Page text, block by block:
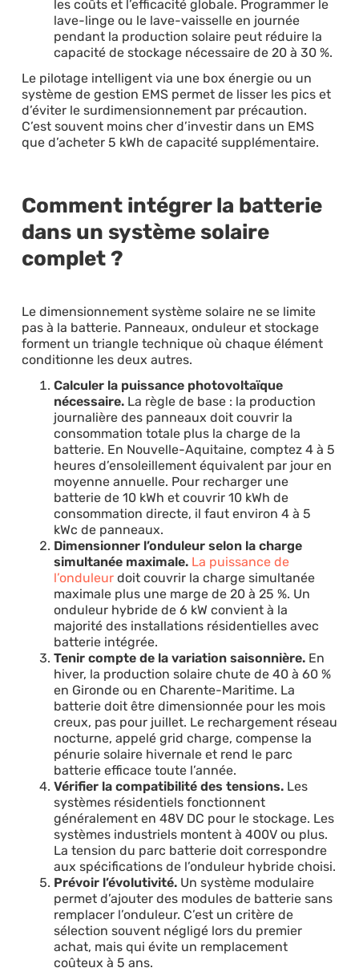
les coûts et l’efficacité globale. Programmer le
lave-linge ou le lave-vaisselle en journée
pendant la production solaire peut réduire la
capacité de stockage nécessaire de 20 à 30 %.
Le pilotage intelligent via une box énergie ou un
système de gestion EMS permet de lisser les pics et
d’éviter le surdimensionnement par précaution.
C’est souvent moins cher d’investir dans un EMS
que d’acheter 5 kWh de capacité supplémentaire.
Comment intégrer la batterie
dans un système solaire
complet ?
Le dimensionnement système solaire ne se limite
pas à la batterie. Panneaux, onduleur et stockage
forment un triangle technique où chaque élément
conditionne les deux autres.
Calculer la puissance photovoltaïque
nécessaire.La règle de base : la production
journalière des panneaux doit couvrir la
consommation totale plus la charge de la
batterie. En Nouvelle-Aquitaine, comptez 4 à 5
heures d’ensoleillement équivalent par jour en
moyenne annuelle. Pour recharger une
batterie de 10 kWh et couvrir 10 kWh de
consommation directe, il faut environ 4 à 5
kWc de panneaux.
Dimensionner l’onduleur selon la charge
simultanée maximale. La puissance de
l’onduleurdoit couvrir la charge simultanée
maximale plus une marge de 20 à 25 %. Un
onduleur hybride de 6 kW convient à la
majorité des installations résidentielles avec
batterie intégrée.
Tenir compte de la variation saisonnière.En
hiver, la production solaire chute de 40 à 60 %
en Gironde ou en Charente-Maritime. La
batterie doit être dimensionnée pour les mois
creux, pas pour juillet. Le rechargement réseau
nocturne, appelé grid charge, compense la
pénurie solaire hivernale et rend le parc
batterie efficace toute l’année.
Vérifier la compatibilité des tensions.Les
systèmes résidentiels fonctionnent
généralement en 48V DC pour le stockage. Les
systèmes industriels montent à 400V ou plus.
La tension du parc batterie doit correspondre
aux spécifications de l’onduleur hybride choisi.
Prévoir l’évolutivité.Un système modulaire
permet d’ajouter des modules de batterie sans
remplacer l’onduleur. C’est un critère de
sélection souvent négligé lors du premier
achat, mais qui évite un remplacement
coûteux à 5 ans.